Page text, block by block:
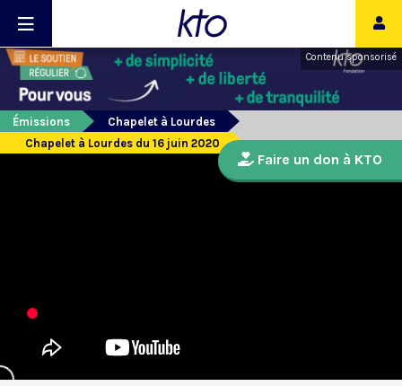
Contenu sponsorisé
Émissions
Chapelet à Lourdes
Chapelet à Lourdes du 16 juin 2020
Faire un don à KTO